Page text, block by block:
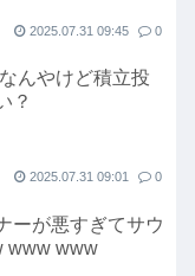
2025.07.31 09:45 0
んやけど積立投
？
2025.07.31 09:01 0
ーが悪すぎてサウ
www www